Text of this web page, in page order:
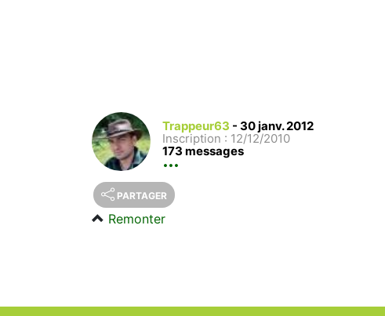
Trappeur63 - 30 janv. 2012
Inscription : 12/12/2010
173 messages
PARTAGER
Remonter